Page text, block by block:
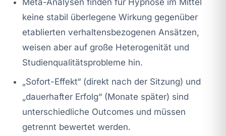
keine stabil überlegene Wirkung gegenüber
etablierten verhaltensbezogenen Ansätzen,
weisen aber auf große Heterogenität und
Studienqualitätsprobleme hin.
„Sofort-Effekt“ (direkt nach der Sitzung) und
„dauerhafter Erfolg“ (Monate später) sind
unterschiedliche Outcomes und müssen
getrennt bewertet werden.